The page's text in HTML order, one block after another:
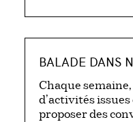
BALADE DANS
Chaque
d’activités
proposer des